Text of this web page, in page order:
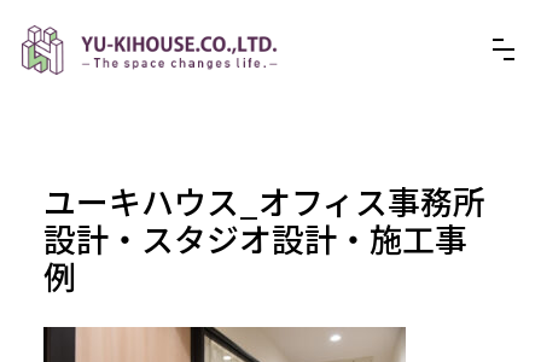
ユーキハウス_オフィス事務所
設計・スタジオ設計・施工事
例